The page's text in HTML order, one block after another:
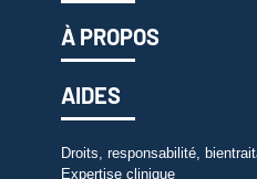
À PROPOS
AIDES
Droits, responsabilité,
Expertise clinique